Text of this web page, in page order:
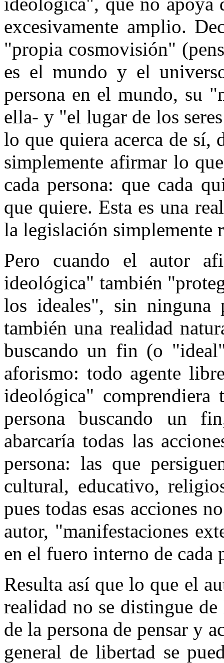
excesivamente amplio.
"propia cosmovisión"
es el mundo y el
persona en el mundo, su
ella- y "el lugar de los
lo que quiera acerca de sí,
simplemente afirmar lo
cada persona: que cada
que quiere. Esta es una
la legislación simplemente
Pero cuando el autor
ideológica" también
los ideales", sin ninguna
también una realidad
buscando un fin (o
aforismo: todo agente
ideológica" comprendiera
persona buscando un
abarcaría todas las
persona: las que
cultural, educativo,
pues todas esas acciones
autor, "manifestaciones
en el fuero interno de cada
Resulta así que lo que el
realidad no se distingue
de la persona de pensar y
general de libertad se